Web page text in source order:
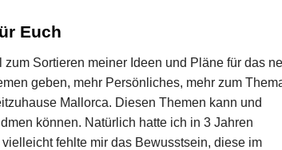
Euch
Sortieren meiner Ideen und Pläne für das
geben, mehr Persönliches, mehr zum
Mallorca. Diesen Themen kann und
können. Natürlich hatte ich in 3 Jahren
fehlte mir das Bewusstsein, diese im